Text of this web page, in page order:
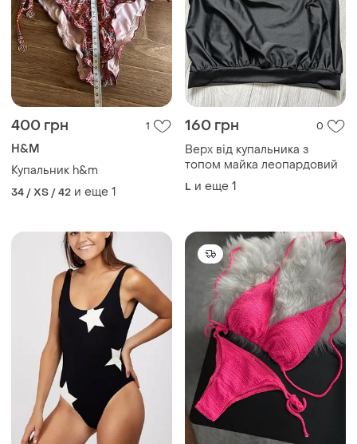
400 грн 1
H&M
Купальник h&m
34 / XS / 42 и еще 1
160 грн 0
Верх від купальника з
топом майка леопардовий
L и еще 1